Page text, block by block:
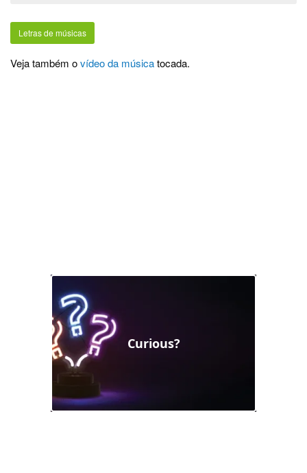
Letras de músicas
Veja também ovídeo da músicatocada.